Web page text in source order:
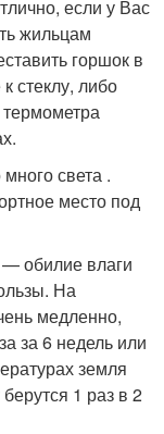
если у Вас
жильцам
горшок в
стеклу, либо
света .
место под
обилие влаги
На
медленно,
за 6 недель или
земля
1 раз в 2